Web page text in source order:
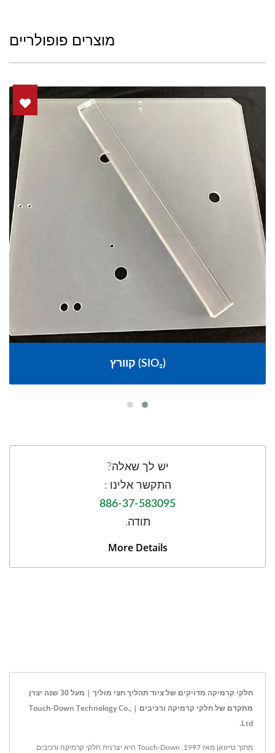
מוצרים פופולריים
קוורץ (SIO₂)
יש לך שאלה?
התקשר אלינו :
886-37-583095
תודה.
More Details
חלקי קרמיקה מדויקים של ציוד תהליך חצי מוליך | מעל 30 שנה יצרן
מתקדם של חלקי קרמיקה ורכיבים | Touch-Down Technology Co.,
Ltd.
מתוך טייוואן מאז 1997, Touch-Down היא יצרנית חלקי קרמיקה ורכיבים